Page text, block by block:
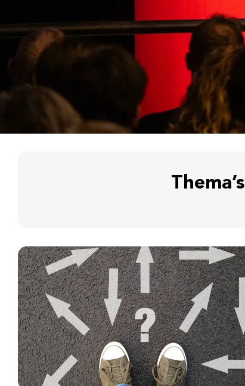
Thema’s